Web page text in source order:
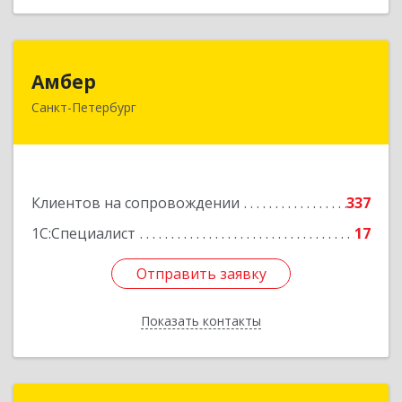
Амбер
Санкт-Петербург
Клиентов на сопровождении
337
1С:Специалист
17
Отправить заявку
Показать контакты
191119, Санкт-Петербург г, Правды ул, дом №
Отправить заявку
Назад